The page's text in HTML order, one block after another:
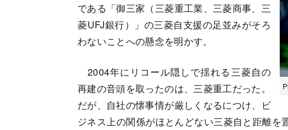
である「御三家（三菱重工業、三菱商事、三
菱UFJ銀行）」の三菱自支援の足並みがそろ
わないことへの懸念を明かす。
2004年にリコール隠しで揺れる三菱自の
再建の音頭を取ったのは、三菱重工だった。
だが、自社の懐事情が厳しくなるにつけ、ビ
ジネス上の関係がほとんどない三菱自と距離